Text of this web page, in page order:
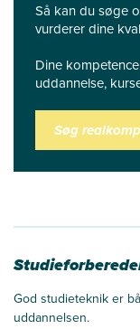
Så kan du søge
vurderer dine
Dine
uddannelse,
Søg
God studieteknik er
uddannelsen.